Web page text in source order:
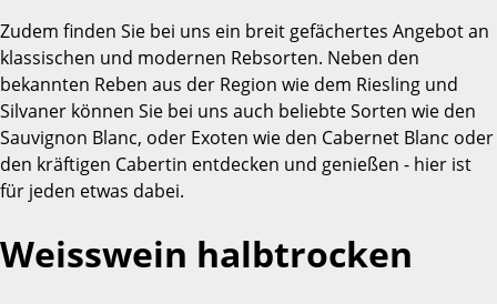
Zudem finden Sie bei uns ein breit gefächertes Angebot an
klassischen und modernen Rebsorten. Neben den
bekannten Reben aus der Region wie dem Riesling und
Silvaner können Sie bei uns auch beliebte Sorten wie den
Sauvignon Blanc, oder Exoten wie den Cabernet Blanc oder
den kräftigen Cabertin entdecken und genießen - hier ist
für jeden etwas dabei.
Weisswein halbtrocken